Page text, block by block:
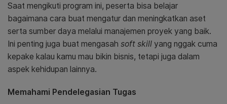
Saat mengikuti program ini, peserta bisa belajar
bagaimana cara buat mengatur dan meningkatkan aset
serta sumber daya melalui manajemen proyek yang baik.
Ini penting juga buat mengasah soft skill yang nggak cuma
kepake kalau kamu mau bikin bisnis, tetapi juga dalam
aspek kehidupan lainnya.
Memahami Pendelegasian Tugas